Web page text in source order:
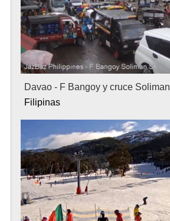
Davao - F Bangoy y cruce Soliman
Filipinas